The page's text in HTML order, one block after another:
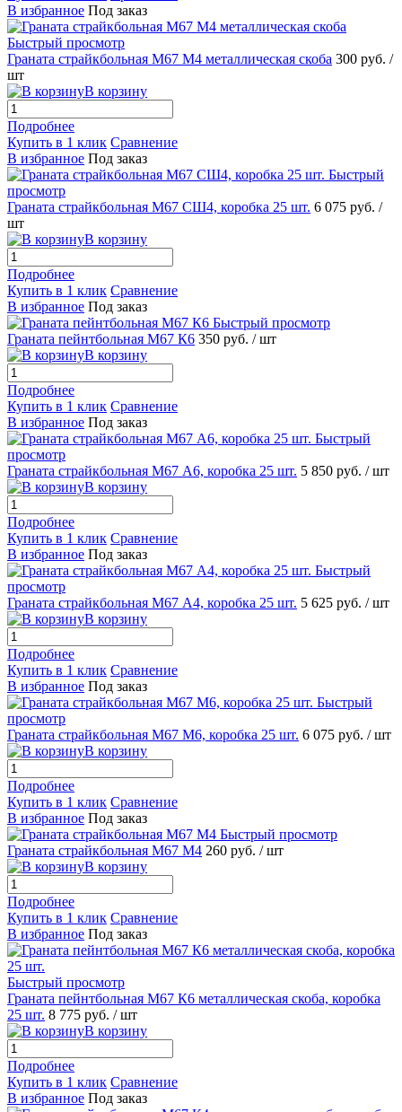
В избранное Под заказ
Быстрый просмотр
Граната страйкбольная М67 М4 металлическая скоба 300 руб. /
шт
В корзину
Подробнее
Купить в 1 клик Сравнение
В избранное Под заказ
Быстрый
просмотр
Граната страйкбольная М67 СШ4, коробка 25 шт. 6 075 руб. /
шт
В корзину
Подробнее
Купить в 1 клик Сравнение
В избранное Под заказ
Быстрый просмотр
Граната пейнтбольная М67 К6 350 руб. / шт
В корзину
Подробнее
Купить в 1 клик Сравнение
В избранное Под заказ
Быстрый
просмотр
Граната страйкбольная М67 А6, коробка 25 шт. 5 850 руб. / шт
В корзину
Подробнее
Купить в 1 клик Сравнение
В избранное Под заказ
Быстрый
просмотр
Граната страйкбольная М67 А4, коробка 25 шт. 5 625 руб. / шт
В корзину
Подробнее
Купить в 1 клик Сравнение
В избранное Под заказ
Быстрый
просмотр
Граната страйкбольная М67 М6, коробка 25 шт. 6 075 руб. / шт
В корзину
Подробнее
Купить в 1 клик Сравнение
В избранное Под заказ
Быстрый просмотр
Граната страйкбольная М67 М4 260 руб. / шт
В корзину
Подробнее
Купить в 1 клик Сравнение
В избранное Под заказ
Быстрый просмотр
Граната пейнтбольная М67 К6 металлическая скоба, коробка
25 шт. 8 775 руб. / шт
В корзину
Подробнее
Купить в 1 клик Сравнение
В избранное Под заказ